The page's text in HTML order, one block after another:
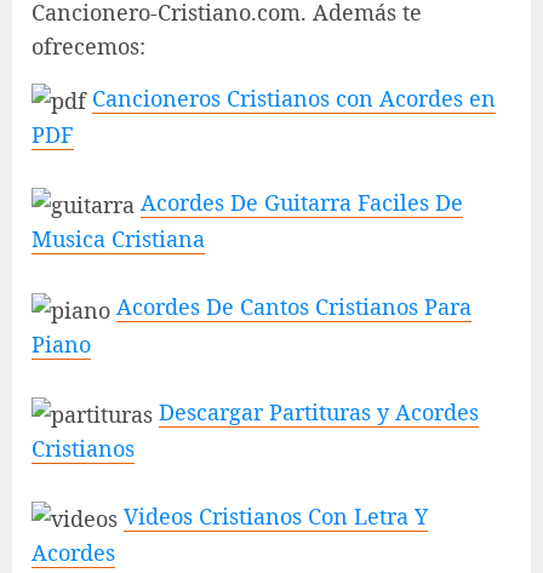
Cancionero-Cristiano.com. Además te
ofrecemos:
Cancioneros Cristianos con Acordes en
PDF
Acordes De Guitarra Faciles De
Musica Cristiana
Acordes De Cantos Cristianos Para
Piano
Descargar Partituras y Acordes
Cristianos
Videos Cristianos Con Letra Y
Acordes